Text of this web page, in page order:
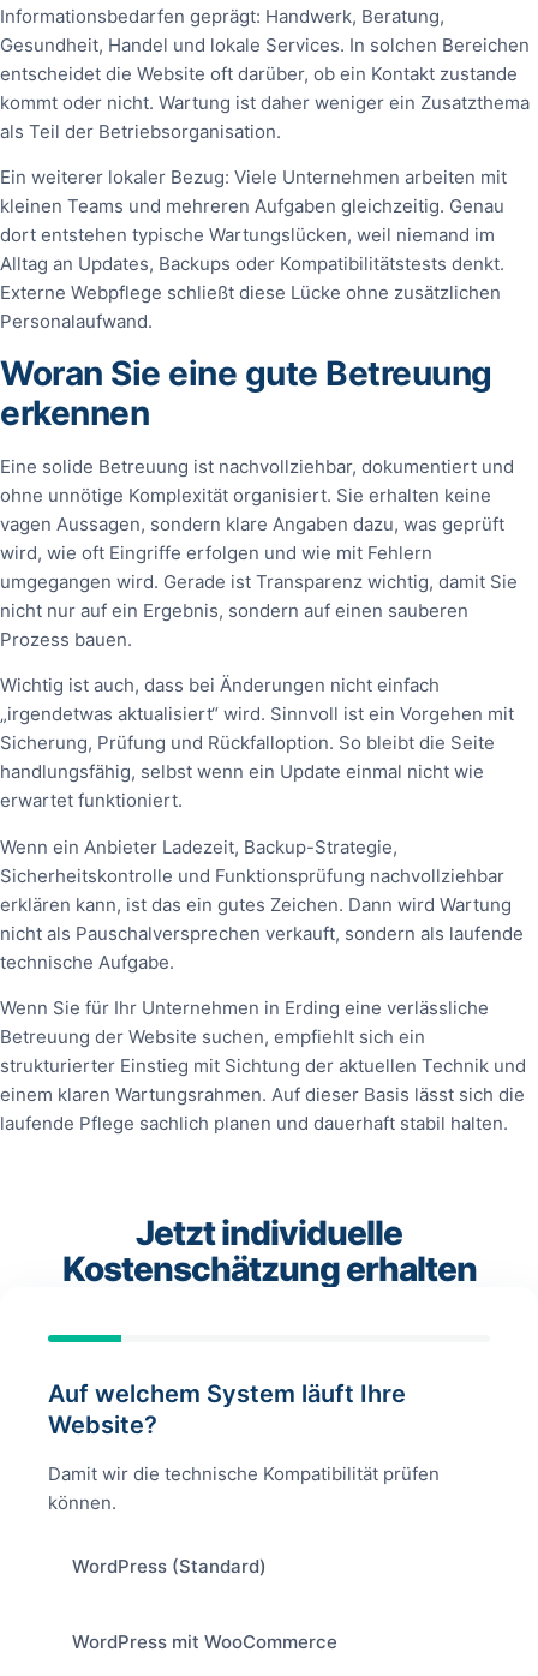
Informationsbedarfen geprägt: Handwerk, Beratung,
Gesundheit, Handel und lokale Services. In solchen Bereichen
entscheidet die Website oft darüber, ob ein Kontakt zustande
kommt oder nicht. Wartung ist daher weniger ein Zusatzthema
als Teil der Betriebsorganisation.
Ein weiterer lokaler Bezug: Viele Unternehmen arbeiten mit
kleinen Teams und mehreren Aufgaben gleichzeitig. Genau
dort entstehen typische Wartungslücken, weil niemand im
Alltag an Updates, Backups oder Kompatibilitätstests denkt.
Externe Webpflege schließt diese Lücke ohne zusätzlichen
Personalaufwand.
Woran Sie eine gute Betreuung
erkennen
Eine solide Betreuung ist nachvollziehbar, dokumentiert und
ohne unnötige Komplexität organisiert. Sie erhalten keine
vagen Aussagen, sondern klare Angaben dazu, was geprüft
wird, wie oft Eingriffe erfolgen und wie mit Fehlern
umgegangen wird. Gerade ist Transparenz wichtig, damit Sie
nicht nur auf ein Ergebnis, sondern auf einen sauberen
Prozess bauen.
Wichtig ist auch, dass bei Änderungen nicht einfach
„irgendetwas aktualisiert“ wird. Sinnvoll ist ein Vorgehen mit
Sicherung, Prüfung und Rückfalloption. So bleibt die Seite
handlungsfähig, selbst wenn ein Update einmal nicht wie
erwartet funktioniert.
Wenn ein Anbieter Ladezeit, Backup-Strategie,
Sicherheitskontrolle und Funktionsprüfung nachvollziehbar
erklären kann, ist das ein gutes Zeichen. Dann wird Wartung
nicht als Pauschalversprechen verkauft, sondern als laufende
technische Aufgabe.
Wenn Sie für Ihr Unternehmen in Erding eine verlässliche
Betreuung der Website suchen, empfiehlt sich ein
strukturierter Einstieg mit Sichtung der aktuellen Technik und
einem klaren Wartungsrahmen. Auf dieser Basis lässt sich die
laufende Pflege sachlich planen und dauerhaft stabil halten.
Jetzt individuelle
Kostenschätzung erhalten
Auf welchem System läuft Ihre
Website?
Damit wir die technische Kompatibilität prüfen
können.
WordPress (Standard)
WordPress mit WooCommerce